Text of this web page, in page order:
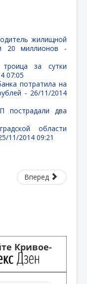
жилищной
20 миллионов -
за сутки
07:05
потратила на
- 26/11/2014
пострадали два
области
11/2014 09:21
Вперед
Кривое-